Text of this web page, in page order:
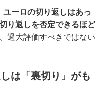
ユーロの切り返しはあっ
り返しを否定できるほど
過大評価すべきではない
は「裏切り」がも